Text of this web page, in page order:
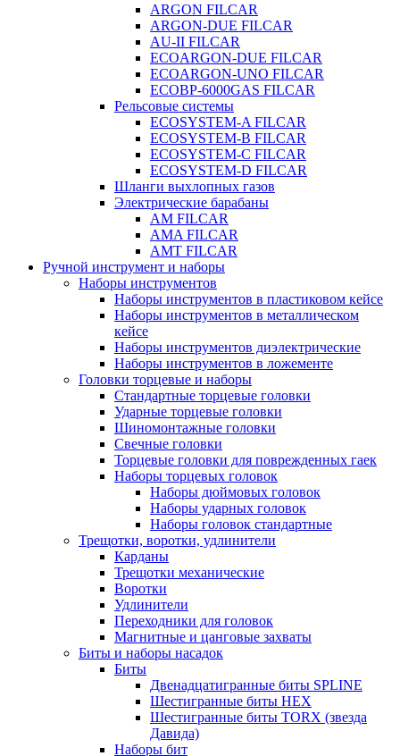
ARGON FILCAR
ARGON-DUE FILCAR
AU-II FILCAR
ECOARGON-DUE FILCAR
ECOARGON-UNO FILCAR
ECOBP-6000GAS FILCAR
Рельсовые системы
ECOSYSTEM-A FILCAR
ECOSYSTEM-B FILCAR
ECOSYSTEM-C FILCAR
ECOSYSTEM-D FILCAR
Шланги выхлопных газов
Электрические барабаны
AM FILCAR
AMA FILCAR
AMT FILCAR
Ручной инструмент и наборы
Наборы инструментов
Наборы инструментов в пластиковом кейсе
Наборы инструментов в металлическом
кейсе
Наборы инструментов диэлектрические
Наборы инструментов в ложементе
Головки торцевые и наборы
Стандартные торцевые головки
Ударные торцевые головки
Шиномонтажные головки
Свечные головки
Торцевые головки для поврежденных гаек
Наборы торцевых головок
Наборы дюймовых головок
Наборы ударных головок
Наборы головок стандартные
Трещотки, воротки, удлинители
Карданы
Трещотки механические
Воротки
Удлинители
Переходники для головок
Магнитные и цанговые захваты
Биты и наборы насадок
Биты
Двенадцатигранные биты SPLINE
Шестигранные биты HEX
Шестигранные биты TORX (звезда
Давида)
Наборы бит